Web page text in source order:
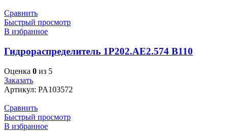
Сравнить
Быстрый просмотр
В избранное
Гидрораспределитель 1Р202.АЕ2.574 В110
Оценка 0 из 5
Заказать
Артикул: PA103572
Сравнить
Быстрый просмотр
В избранное